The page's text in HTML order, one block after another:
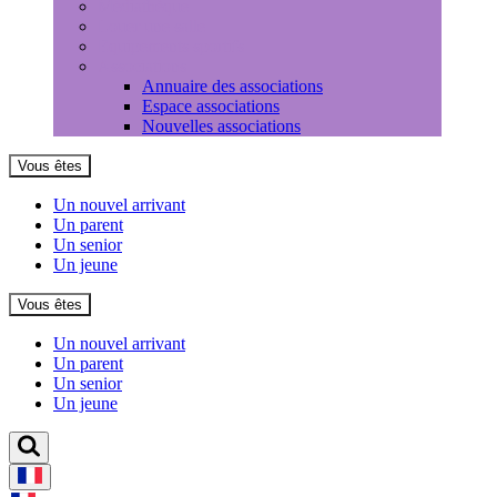
Annuaire des associations
Espace associations
Nouvelles associations
Vous êtes
Un nouvel arrivant
Un parent
Un senior
Un jeune
Vous êtes
Un nouvel arrivant
Un parent
Un senior
Un jeune